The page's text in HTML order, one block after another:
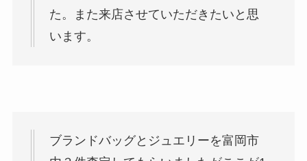
た。また来店させていただきたいと思
います。
ブランドバッグとジュエリーを富岡市